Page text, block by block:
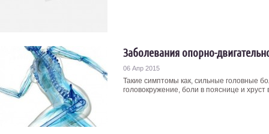
Заболевания опорно-
06 Апр 2015
Такие симптомы как, сильные головные
головокружение, боли в пояснице и хруст